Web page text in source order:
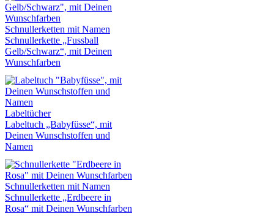
Schnullerketten mit Namen
Schnullerkette „Fussball
Gelb/Schwarz“, mit Deinen
Wunschfarben
Labeltücher
Labeltuch „Babyfüsse“, mit
Deinen Wunschstoffen und
Namen
Schnullerketten mit Namen
Schnullerkette „Erdbeere in
Rosa“ mit Deinen Wunschfarben